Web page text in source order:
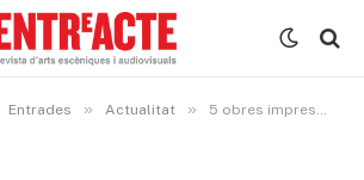
Entrades » Actualitat » 5 obres imprescindibles del festival Dansa Metropolitana